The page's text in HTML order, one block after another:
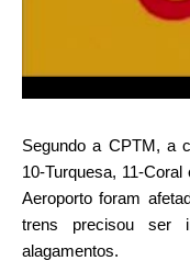
Segundo a CPTM, a
10-Turquesa, 11-
Aeroporto foram
trens precisou ser
alagamentos.